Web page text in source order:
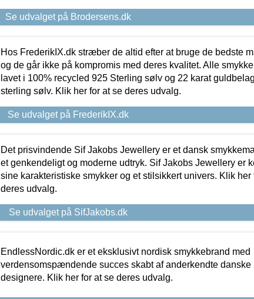
Se udvalget på Brodersens.dk
Hos FrederikIX.dk stræber de altid efter at bruge de bedste
og de går ikke på kompromis med deres kvalitet. Alle
lavet i 100% recycled 925 Sterling sølv og 22 karat
sterling sølv. Klik her for at se deres udvalg.
Se udvalget på FrederikIX.dk
Det prisvindende Sif Jakobs Jewellery er et dansk
et genkendeligt og moderne udtryk. Sif Jakobs Jewellery er
sine karakteristiske smykker og et stilsikkert univers. Klik her
deres udvalg.
Se udvalget på SifJakobs.dk
EndlessNordic.dk er et eksklusivt nordisk smykkebrand med
verdensomspændende succes skabt af anderkendte danske
designere. Klik her for at se deres udvalg.